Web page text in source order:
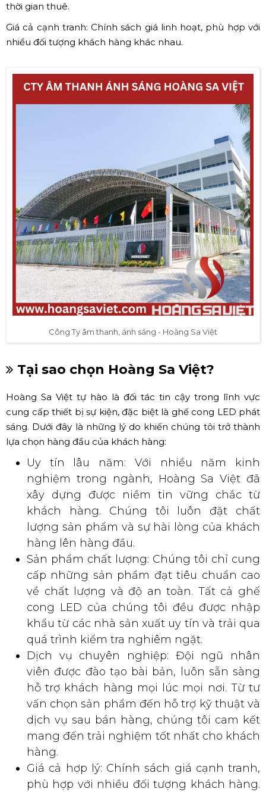
thời gian thuê.
Giá cả cạnh tranh: Chính sách giá linh hoạt, phù hợp với
nhiều đối tượng khách hàng khác nhau.
Công Ty âm thanh, ánh sáng - Hoàng Sa Việt
Tại sao chọn Hoàng Sa Việt?
Hoàng Sa Việt tự hào là đối tác tin cậy trong lĩnh vực
cung cấp thiết bị sự kiện, đặc biệt là ghế cong LED phát
sáng. Dưới đây là những lý do khiến chúng tôi trở thành
lựa chọn hàng đầu của khách hàng:
Uy tín lâu năm: Với nhiều năm kinh
nghiệm trong ngành, Hoàng Sa Việt đã
xây dựng được niềm tin vững chắc từ
khách hàng. Chúng tôi luôn đặt chất
lượng sản phẩm và sự hài lòng của khách
hàng lên hàng đầu.
Sản phẩm chất lượng: Chúng tôi chỉ cung
cấp những sản phẩm đạt tiêu chuẩn cao
về chất lượng và độ an toàn. Tất cả ghế
cong LED của chúng tôi đều được nhập
khẩu từ các nhà sản xuất uy tín và trải qua
quá trình kiểm tra nghiêm ngặt.
Dịch vụ chuyên nghiệp: Đội ngũ nhân
viên được đào tạo bài bản, luôn sẵn sàng
hỗ trợ khách hàng mọi lúc mọi nơi. Từ tư
vấn chọn sản phẩm đến hỗ trợ kỹ thuật và
dịch vụ sau bán hàng, chúng tôi cam kết
mang đến trải nghiệm tốt nhất cho khách
hàng.
Giá cả hợp lý: Chính sách giá cạnh tranh,
phù hợp với nhiều đối tượng khách hàng.